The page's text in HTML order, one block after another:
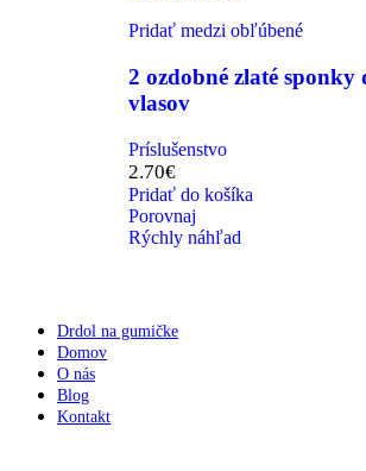
Pridať medzi obľúbené
2 ozdobné zlaté sponky
vlasov
Príslušenstvo
2.70€
Pridať do košíka
Porovnaj
Rýchly náhľad
Drdol na gumičke
Domov
O nás
Blog
Kontakt